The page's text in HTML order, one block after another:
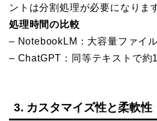
ントは分割処理が必要になりま
処理時間の比較
– NotebookLM：大容量ファイ
– ChatGPT：同等テキストで約
3. カスタマイズ性と柔軟性